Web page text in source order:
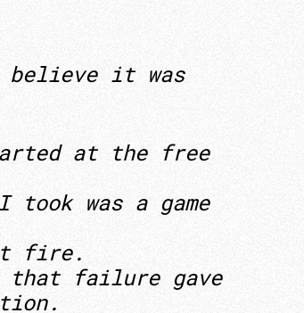
believe it was
at the free
was a game
fire.
that failure gave